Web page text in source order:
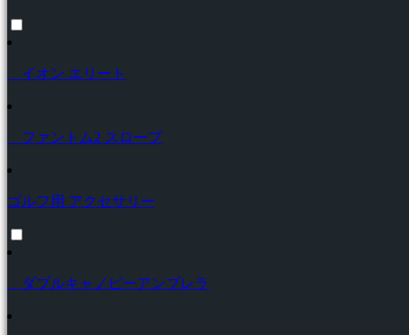
イオン エリート
ファントム2 スロープ
ゴルフ用 アクセサリー
ダブルキャノピーアンブレラ